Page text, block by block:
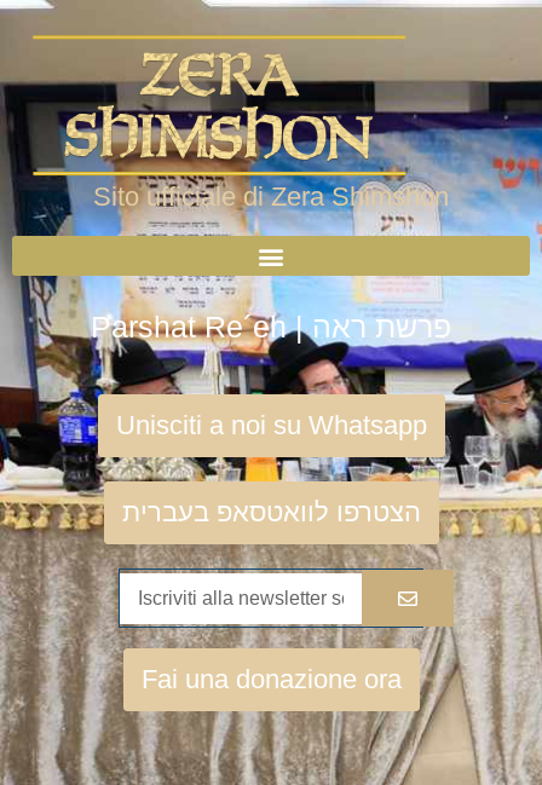
Sito ufficiale di Zera Shimshon
Parshat Re´eh | פרשת ראה
Unisciti a noi su Whatsapp
הצטרפו לוואטסאפ בעברית
Fai una donazione ora